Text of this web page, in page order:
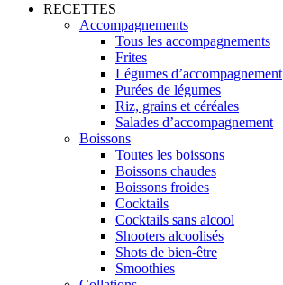
RECETTES
Accompagnements
Tous les accompagnements
Frites
Légumes d’accompagnement
Purées de légumes
Riz, grains et céréales
Salades d’accompagnement
Boissons
Toutes les boissons
Boissons chaudes
Boissons froides
Cocktails
Cocktails sans alcool
Shooters alcoolisés
Shots de bien-être
Smoothies